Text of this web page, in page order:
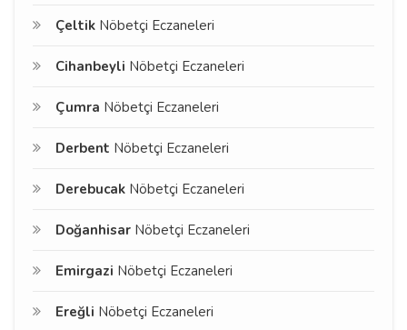
Çeltik Nöbetçi Eczaneleri
Cihanbeyli Nöbetçi Eczaneleri
Çumra Nöbetçi Eczaneleri
Derbent Nöbetçi Eczaneleri
Derebucak Nöbetçi Eczaneleri
Doğanhisar Nöbetçi Eczaneleri
Emirgazi Nöbetçi Eczaneleri
Ereğli Nöbetçi Eczaneleri